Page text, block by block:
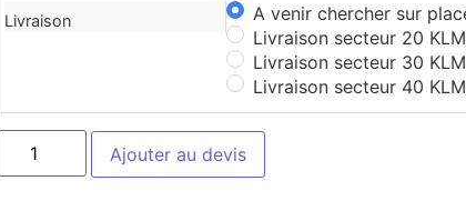
Livraison A venir chercher sur
Livraison secteur 20 KLM
Livraison secteur 30 KLM
Livraison secteur 40 KLM
Ajouter au devis